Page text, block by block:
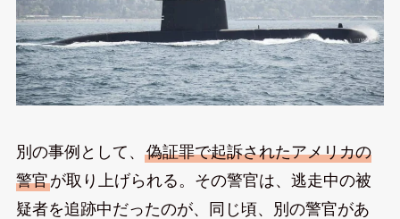
別の事例として、 偽証罪で起訴されたアメリカの
警官が取り上げられる。その警官は、逃走中の被
疑者を追跡中だったのが、同じ頃、別の警官があ